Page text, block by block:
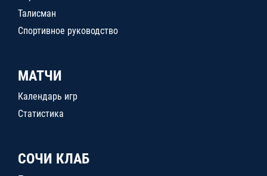
Талисман
Спортивное руководство
МАТЧИ
Календарь игр
Статистика
СОЧИ КЛАБ